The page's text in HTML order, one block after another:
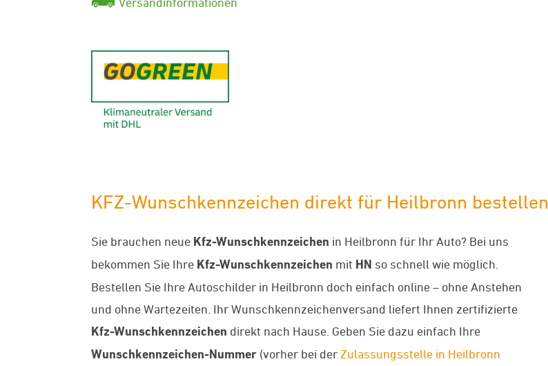
KFZ-Wunschkennzeichen direkt für Heilbronn bestellen
Sie brauchen neue Kfz-Wunschkennzeichen in Heilbronn für Ihr Auto? Bei uns
bekommen Sie Ihre Kfz-Wunschkennzeichen mit HN so schnell wie möglich.
Bestellen Sie Ihre Autoschilder in Heilbronn doch einfach online – ohne Anstehen
und ohne Wartezeiten. Ihr Wunschkennzeichenversand liefert Ihnen zertifizierte
Kfz-Wunschkennzeichen direkt nach Hause. Geben Sie dazu einfach Ihre
Wunschkennzeichen-Nummer (vorher bei der Zulassungsstelle in Heilbronn